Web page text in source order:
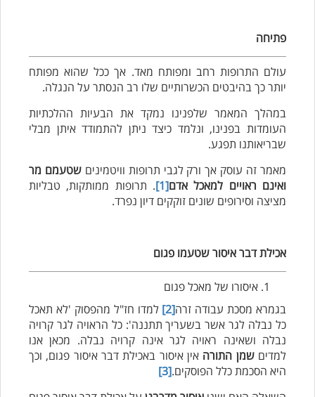
פתיחה
עולם התרופות רחב ומפותח מאד. אך ככל שהוא מפותח
יותר כך בהיבטים הכשרותיים שלו רב הנסתר על הנגלה.
במהלך המאמר שלפנינו נמקד את הבעיות ההלכתיות
העומדות בפנינו, ונלמד כיצד ניתן להתמודד איתן מבלי
שבריאותנו תפגע.
מאמר זה עוסק אך ורק לגבי תרופות וויטמיניםשטעמם מר
ואינם ראויים למאכל אדם[1]
. תרופות ממותקות, טבליות
מציצה וסירופים שונים זוקקים דיון נפרד.
אכילת דבר איסור שטעמו פגום
איסורו של מאכל פגום
בגמרא מסכת עבודה זרה[2]
למדו חז"ל מהפסוק 'לא תאכל
כל נבלה לגר אשר בשעריך תתננה': כל הראויה לגר קרויה
נבלה ושאינה ראויה לגר אינה קרויה נבלה. מכאן אנו
למדיםשמן התורה אין איסור באכילת דבר איסור פגום, וכך
היא הסכמת כלל הפוסקים.[3]